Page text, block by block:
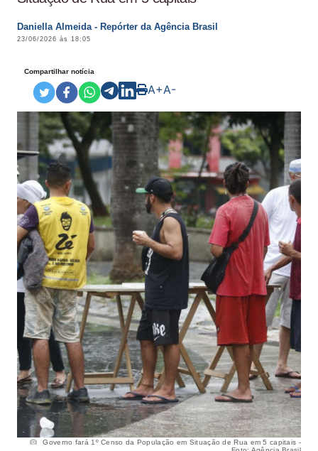
Daniella Almeida - Repórter da Agência Brasil
23/06/2026 às 18:05
Compartilhar notícia
A+A-
Governo fará 1º Censo da População em Situação de Rua em 5 capitais -